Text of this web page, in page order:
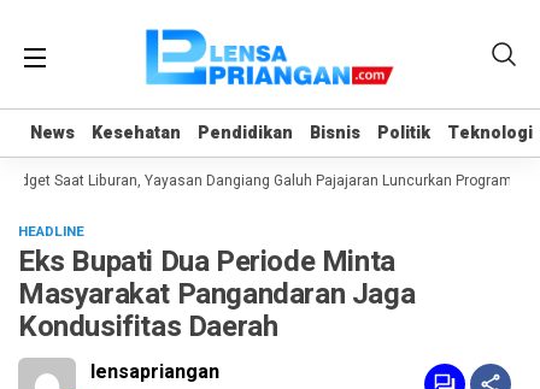
News Kesehatan Pendidikan Bisnis Politik Teknologi
News Kesehatan Pendidikan Bisnis Politik Teknologi
Saat Liburan, Yayasan Dangiang Galuh Pajajaran Luncurkan Program
HEADLINE
Eks Bupati Dua Periode Minta
Masyarakat Pangandaran Jaga
Kondusifitas Daerah
lensapriangan